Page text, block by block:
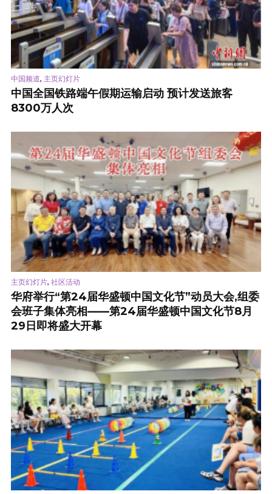
中国频道, 主页幻灯片
中国全国铁路端午假期运输启动 预计发送旅客
8300万人次
主页幻灯片, 社区活动
华府举行“第24届华盛顿中国文化节”动员大会,组委
会班子集体亮相——第24届华盛顿中国文化节8月
29日即将盛大开幕